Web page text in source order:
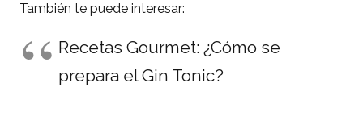
También te puede interesar:
Recetas Gourmet: ¿Cómo se
prepara el Gin Tonic?